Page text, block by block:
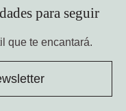
para seguir
que te encantará.